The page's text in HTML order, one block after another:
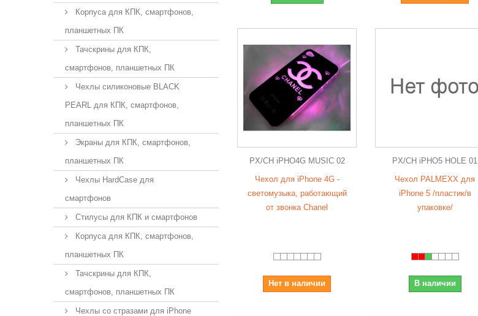
Корпуса для КПК, смартфонов,
планшетных ПК
Тачскрины для КПК,
смартфонов, планшетных ПК
Чехлы силиконовые BLACK
PEARL для КПК, смартфонов,
планшетных ПК
Экраны для КПК, смартфонов,
планшетных ПК
Чехлы HardCase для
смартфонов
Стилусы для КПК и смартфонов
Корпуса для КПК, смартфонов,
планшетных ПК
Тачскрины для КПК,
смартфонов, планшетных ПК
Чехлы со стразами для iPhone
PX/CH iPHO4G MUSIC 02
Чехол для iPhone 4G -
светомузыка, работающий
от звонка Chanel
Нет в наличии
PX/CH iPHO5 HOLE 01
Чехол PALMEXX для
iPhone 5 /пластик/в
упаковке/
В наличии